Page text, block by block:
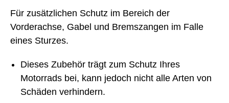
Für zusätzlichen Schutz im Bereich der
Vorderachse, Gabel und Bremszangen im Falle
eines Sturzes.
Dieses Zubehör trägt zum Schutz Ihres
Motorrads bei, kann jedoch nicht alle Arten von
Schäden verhindern.